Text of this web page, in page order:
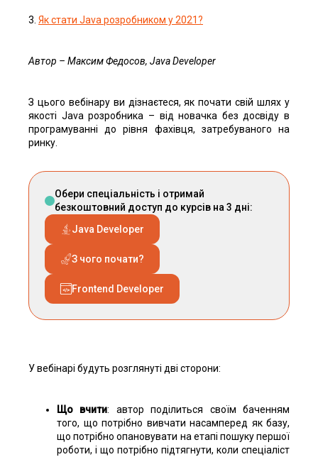
3. Як стати Java розробником у 2021?
Автор – Максим Федосов, Java Developer
З цього вебінару ви дізнаєтеся, як почати свій шлях у
якості Java розробника – від новачка без досвіду в
програмуванні до рівня фахівця, затребуваного на
ринку.
Обери спеціальність і отримай
безкоштовний доступ до курсів на 3 дні:
Java Developer
З чого почати?
Frontend Developer
У вебінарі будуть розглянуті дві сторони:
Що вчити: автор поділиться своїм баченням
того, що потрібно вивчати насамперед як базу,
що потрібно опановувати на етапі пошуку першої
роботи, і що потрібно підтягнути, коли спеціаліст